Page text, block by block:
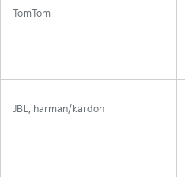
TomTom
JBL, harman/kardon